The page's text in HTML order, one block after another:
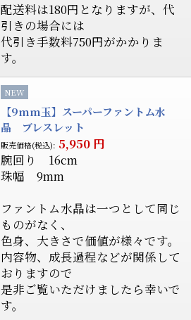
配送料は180円となりますが、代
引きの場合には
代引き手数料750円がかかりま
す。
NEW
【9mm玉】スーパーファントム水
晶 ブレスレット
販売価格(税込): 5,950 円
腕回り 16cm
珠幅 9mm
ファントム水晶は一つとして同じ
ものがなく、
色身、大きさで価値が様々です。
内容物、成長過程などが関係して
おりますので
是非ご覧いただけましたら幸いで
す。